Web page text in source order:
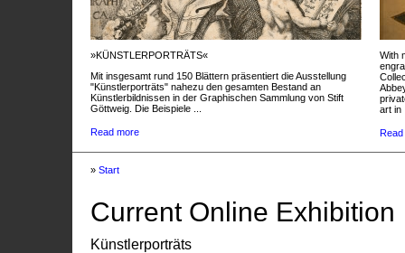
»KÜNSTLERPORTRÄTS«
Mit insgesamt rund 150 Blättern präsentiert die Ausstellung
"Künstlerporträts" nahezu den gesamten Bestand an
Künstlerbildnissen in der Graphischen Sammlung von Stift
Göttweig. Die Beispiele ...
Read more
With
art in
» Start
Current Online Exhibition
Künstlerporträts